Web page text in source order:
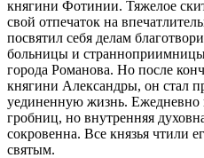
княгини Фотинии. Тяжелое
свой отпечаток на
посвятил себя делам
больницы и
города Романова. Но после
княгини Александры, он стал
уединенную жизнь. Ежедневно
гробниц, но внутренняя
сокровенна. Все князья чтили
святым.